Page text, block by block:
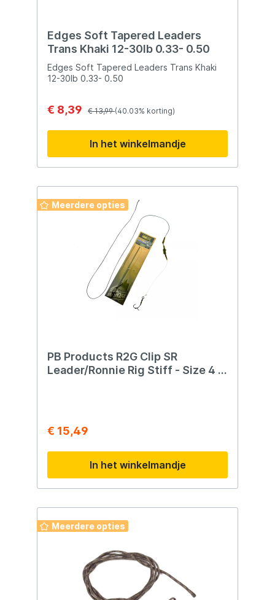
Edges Soft Tapered Leaders
Trans Khaki 12-30lb 0.33- 0.50
Edges Soft Tapered Leaders Trans Khaki
12-30lb 0.33- 0.50
€ 8,39 € 13,99(40.03% korting)
In het winkelmandje
Meerdere opties
PB Products R2G Clip SR
Leader/Ronnie Rig Stiff - Size 4 -
€ 15,49
In het winkelmandje
Meerdere opties